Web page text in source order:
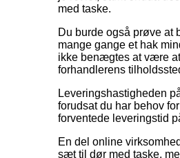
med taske.
Du burde også prøve
mange gange et hak
ikke benægtes at være
forhandlerens
Leveringshastigheden
forudsat du har behov
forventede leveringstid
En del online
sæt til dør med taske,